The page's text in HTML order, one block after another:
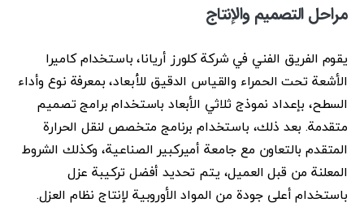
مراحل التصميم والإنتاج
يقوم الفريق الفني في شركة كلورز أريانا، باستخدام كاميرا
الأشعة تحت الحمراء والقياس الدقيق للأبعاد، بمعرفة نوع وأداء
السطح، بإعداد نموذج ثلاثي الأبعاد باستخدام برامج تصميم
متقدمة. بعد ذلك، باستخدام برنامج متخصص لنقل الحرارة
المتقدم بالتعاون مع جامعة أميركبير الصناعية، وكذلك الشروط
المعلنة من قبل العميل، يتم تحديد أفضل تركيبة عزل
باستخدام أعلى جودة من المواد الأوروبية لإنتاج نظام العزل.